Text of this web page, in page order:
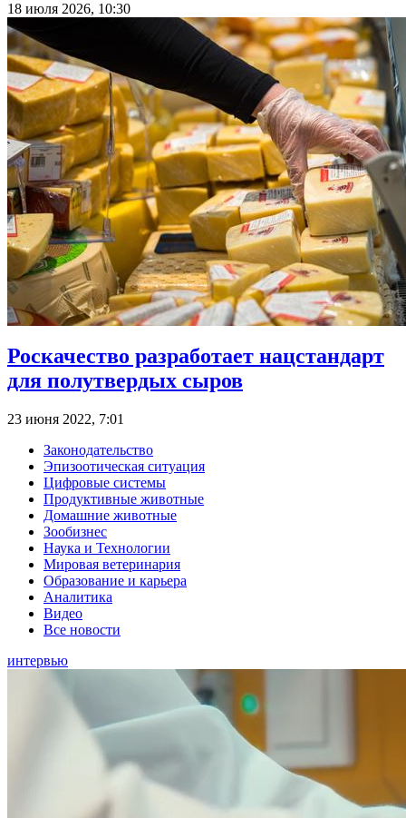
18 июля 2026, 10:30
Роскачество разработает нацстандарт
для полутвердых сыров
23 июня 2022, 7:01
Законодательство
Эпизоотическая ситуация
Цифровые системы
Продуктивные животные
Домашние животные
Зообизнес
Наука и Технологии
Мировая ветеринария
Образование и карьера
Аналитика
Видео
Все новости
интервью